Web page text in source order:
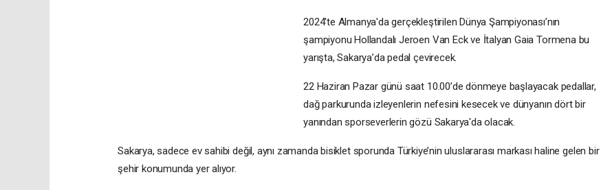
2024'te Almanya'da gerçekleştirilen Dünya Şampiyonası’nın
şampiyonu Hollandalı Jeroen Van Eck ve İtalyan Gaia Tormena bu
yarışta, Sakarya’da pedal çevirecek.
22 Haziran Pazar günü saat 10.00’de dönmeye başlayacak pedallar,
dağ parkurunda izleyenlerin nefesini kesecek ve dünyanın dört bir
yanından sporseverlerin gözü Sakarya'da olacak.
Sakarya, sadece ev sahibi değil, aynı zamanda bisiklet sporunda Türkiye’nin uluslararası markası haline gelen bir
şehir konumunda yer alıyor.